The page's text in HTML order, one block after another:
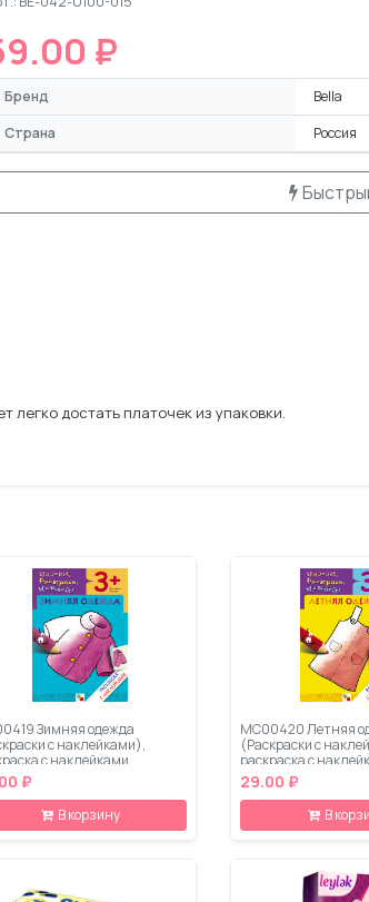
₽
Бренд
Bella
Страна
Россия
легко достать платочек из упаковки.
Зимняя одежда
с наклейками),
с наклейками
₽
В корзину
МС00420 Летняя
(Раскраски с
раскраска с
29.00 ₽
В